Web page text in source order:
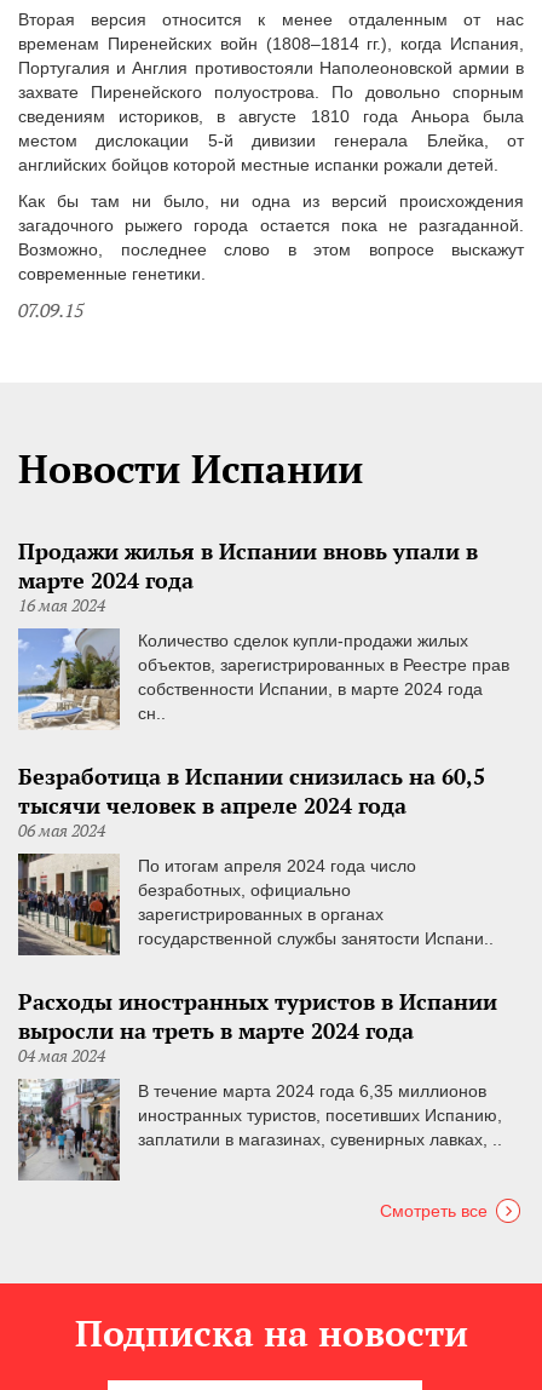
Вторая версия относится к менее отдаленным от нас
временам Пиренейских войн (1808–1814 гг.), когда Испания,
Португалия и Англия противостояли Наполеоновской армии в
захвате Пиренейского полуострова. По довольно спорным
сведениям историков, в августе 1810 года Аньора была
местом дислокации 5-й дивизии генерала Блейка, от
английских бойцов которой местные испанки рожали детей.
Как бы там ни было, ни одна из версий происхождения
загадочного рыжего города остается пока не разгаданной.
Возможно, последнее слово в этом вопросе выскажут
современные генетики.
07.09.15
Новости Испании
Продажи жилья в Испании вновь упали в
марте 2024 года
16 мая 2024
Количество сделок купли-продажи жилых
объектов, зарегистрированных в Реестре прав
собственности Испании, в марте 2024 года
сн..
Безработица в Испании снизилась на 60,5
тысячи человек в апреле 2024 года
06 мая 2024
По итогам апреля 2024 года число
безработных, официально
зарегистрированных в органах
государственной службы занятости Испани..
Расходы иностранных туристов в Испании
выросли на треть в марте 2024 года
04 мая 2024
В течение марта 2024 года 6,35 миллионов
иностранных туристов, посетивших Испанию,
заплатили в магазинах, сувенирных лавках, ..
Смотреть все
Подписка на новости